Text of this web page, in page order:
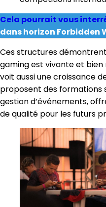
Cela pourrait vous
dans horizon Forbidden
Ces structures
gaming est vivante et bien
voit aussi une croissance
proposent des formations
gestion d’événements,
de qualité pour les futurs